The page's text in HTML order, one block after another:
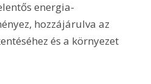
energia-
hozzájárulva az
és a környezet